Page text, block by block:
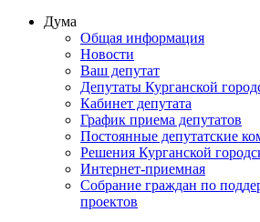
Дума
Общая информация
Новости
Ваш депутат
Депутаты Курганской
Кабинет депутата
График приема депутатов
Постоянные депутатские
Решения Курганской
Интернет-приемная
Собрание граждан по
проектов